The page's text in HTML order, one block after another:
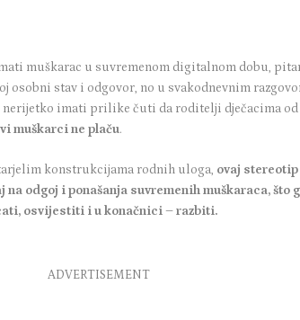
muškarac u suvremenom digitalnom dobu,
osobni stav i odgovor, no u svakodnevnim
nerijetko imati prilike čuti da roditelji dječacima od
muškarci ne plaču.
konstrukcijama rodnih uloga, ovaj
na odgoj i ponašanja suvremenih muškaraca, što
osvijestiti i u konačnici – razbiti.
ADVERTISEMENT